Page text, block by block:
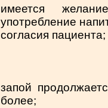
имеется
употребление
согласия пациента;
запой
более;